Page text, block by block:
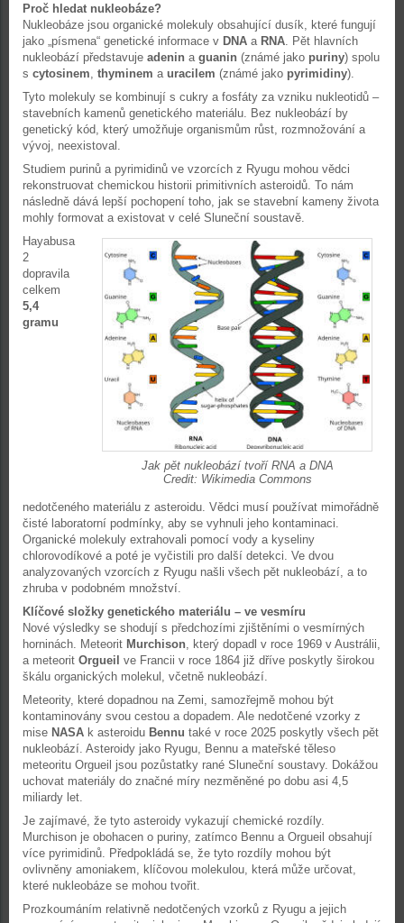
Proč hledat nukleobáze?
Nukleobáze jsou organické molekuly obsahující dusík, které fungují
jako „písmena“ genetické informace v DNA a RNA . Pět hlavních
nukleobází představuje adenin a guanin (známé jako puriny) spolu
s cytosinem thyminem a uracilem (známé jako pyrimidiny).
Tyto molekuly se kombinují s cukry a fosfáty za vzniku nukleotidů –
stavebních kamenů genetického materiálu. Bez nukleobází by
genetický kód, který umožňuje organismům růst, rozmnožování a
vývoj, neexistoval.
Studiem purinů a pyrimidinů ve vzorcích z Ryugu mohou vědci
rekonstruovat chemickou historii primitivních asteroidů. To nám
následně dává lepší pochopení toho, jak se stavební kameny života
mohly formovat a existovat v celé Sluneční soustavě.
Jak pět nukleobází tvoří RNA a DNA
Credit: Wikimedia Commons
Hayabusa
2
dopravila
celkem
5,4
gramu
nedotčeného materiálu z asteroidu. Vědci musí používat mimořádně
čisté laboratorní podmínky, aby se vyhnuli jeho kontaminaci.
Organické molekuly extrahovali pomocí vody a kyseliny
chlorovodíkové a poté je vyčistili pro další detekci. Ve dvou
analyzovaných vzorcích z Ryugu našli všech pět nukleobází, a to
zhruba v podobném množství.
Klíčové složky genetického materiálu – ve vesmíru
Nové výsledky se shodují s předchozími zjištěními o vesmírných
horninách. Meteorit Murchison , který dopadl v roce 1969 v Austrálii,
a meteorit Orgueil ve Francii v roce 1864 již dříve poskytly širokou
škálu organických molekul, včetně nukleobází.
Meteority, které dopadnou na Zemi, samozřejmě mohou být
kontaminovány svou cestou a dopadem. Ale nedotčené vzorky z
mise NASA k asteroidu Bennu také v roce 2025 poskytly všech pět
nukleobází. Asteroidy jako Ryugu, Bennu a mateřské těleso
meteoritu Orgueil jsou pozůstatky rané Sluneční soustavy. Dokážou
uchovat materiály do značné míry nezměněné po dobu asi 4,5
miliardy let.
Je zajímavé, že tyto asteroidy vykazují chemické rozdíly.
Murchison je obohacen o puriny, zatímco Bennu a Orgueil obsahují
více pyrimidinů. Předpokládá se, že tyto rozdíly mohou být
ovlivněny amoniakem, klíčovou molekulou, která může určovat,
které nukleobáze se mohou tvořit.
Prozkoumáním relativně nedotčených vzorků z Ryugu a jejich